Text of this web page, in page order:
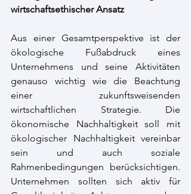
wirtschaftsethischer Ansatz
Aus einer Gesamtperspektive ist der
ökologische Fußabdruck eines
Unternehmens und seine Aktivitäten
genauso wichtig wie die Beachtung
einer zukunftsweisenden
wirtschaftlichen Strategie. Die
ökonomische Nachhaltigkeit soll mit
ökologischer Nachhaltigkeit vereinbar
sein und auch soziale
Rahmenbedingungen berücksichtigen.
Unternehmen sollten sich aktiv für